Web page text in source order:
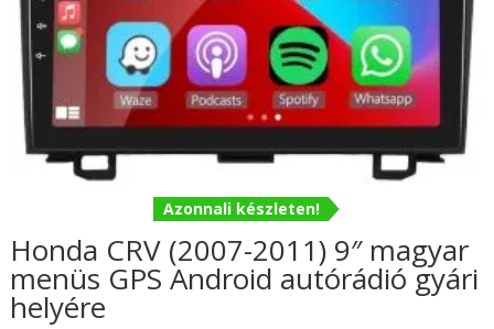
Azonnali készleten!
Honda CRV (2007-2011) 9″ magyar
menüs GPS Android autórádió gyári
helyére